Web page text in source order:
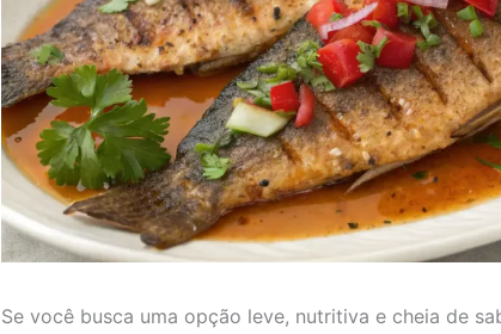
Se você busca uma opção leve, nutritiva e cheia de